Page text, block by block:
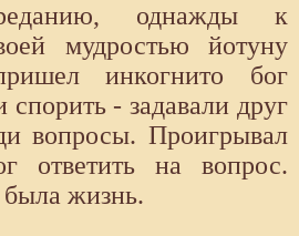
однажды к
мудростью йотуну
инкогнито бог
- задавали друг
вопросы. Проигрывал
ответить на вопрос.
была жизнь.